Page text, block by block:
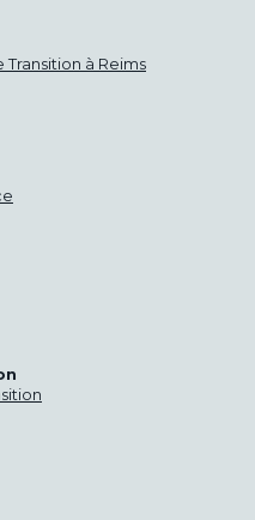
à Reims
sur Youtube